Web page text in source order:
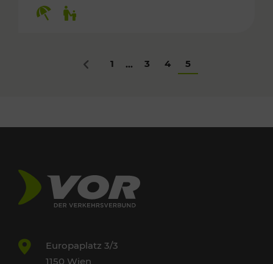
Zurück
1 ... 3 4 5
Europaplatz 3/3
1150 Wien